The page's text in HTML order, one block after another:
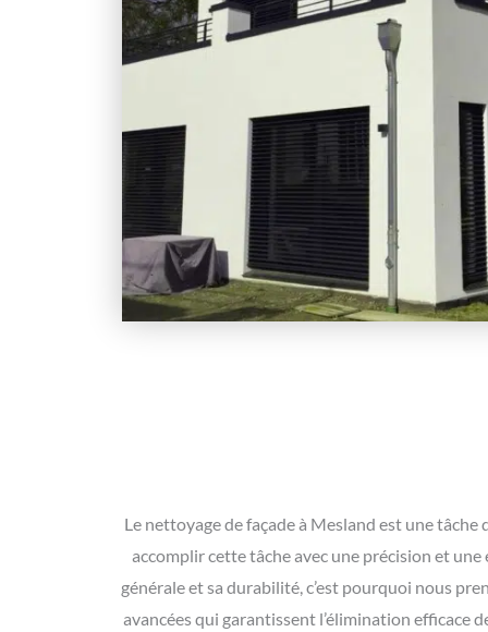
Le nettoyage de façade à Mesland est une
accomplir cette tâche avec une précision et une
générale et sa durabilité, c’est pourquoi nous
avancées qui garantissent l’élimination efficace